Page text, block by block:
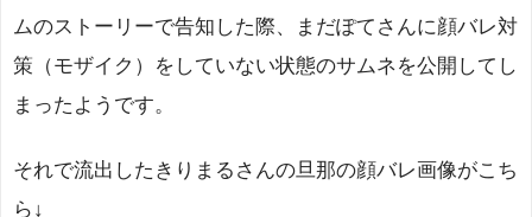
ムのストーリーで告知した際、まだぽてさんに顔バレ対
策（モザイク）をしていない状態のサムネを公開してし
まったようです。
それで流出したきりまるさんの旦那の顔バレ画像がこち
ら↓